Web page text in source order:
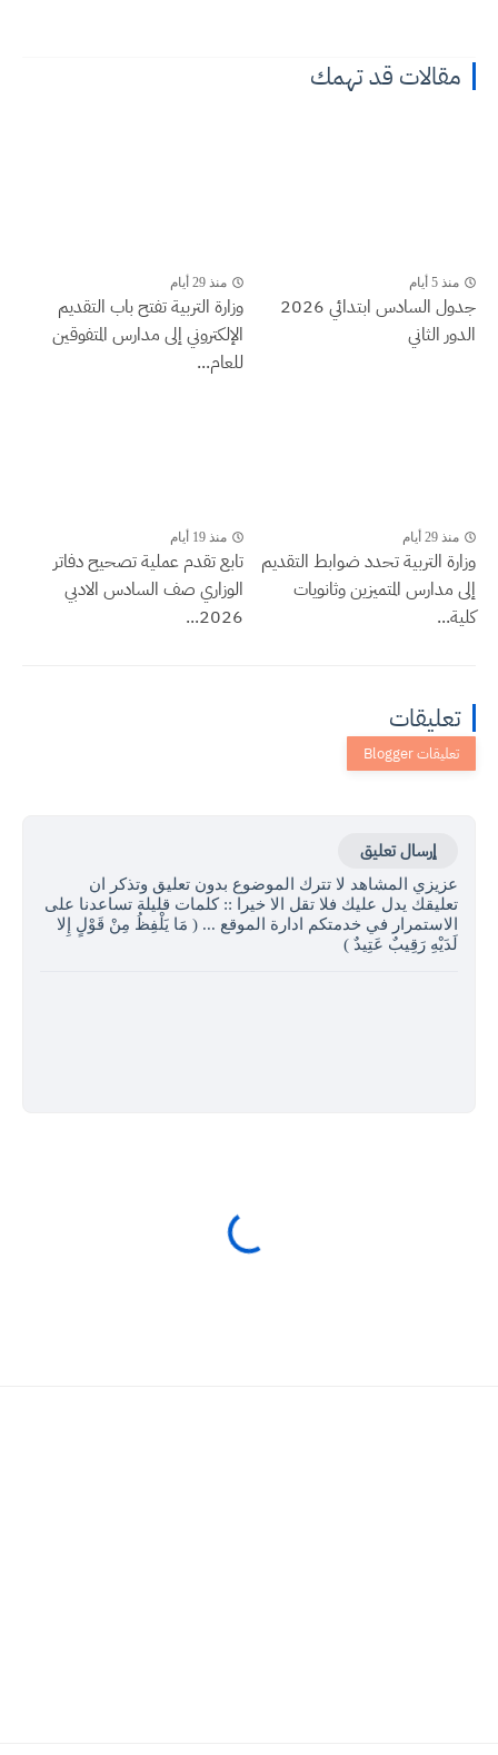
مقالات قد تهمك
منذ 5 أيام
جدول السادس ابتدائي 2026
الدور الثاني
منذ 29 أيام
وزارة التربية تفتح باب التقديم
الإلكتروني إلى مدارس المتفوقين
للعام...
منذ 29 أيام
وزارة التربية تحدد ضوابط التقديم
إلى مدارس المتميزين وثانويات
كلية...
منذ 19 أيام
تابع تقدم عملية تصحيح دفاتر
الوزاري صف السادس الادبي
2026...
تعليقات
إرسال تعليق
عزيزي المشاهد لا تترك الموضوع بدون تعليق وتذكر ان
تعليقك يدل عليك فلا تقل الا خيرا :: كلمات قليلة تساعدنا على
الاستمرار في خدمتكم ادارة الموقع ... ( مَا يَلْفِظُ مِنْ قَوْلٍ إِلا
لَدَيْهِ رَقِيبٌ عَتِيدٌ )